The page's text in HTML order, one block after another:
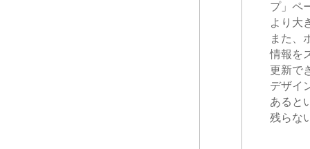
プ」ペ
より大
また、
情報を
更新で
デザイ
あると
残らな